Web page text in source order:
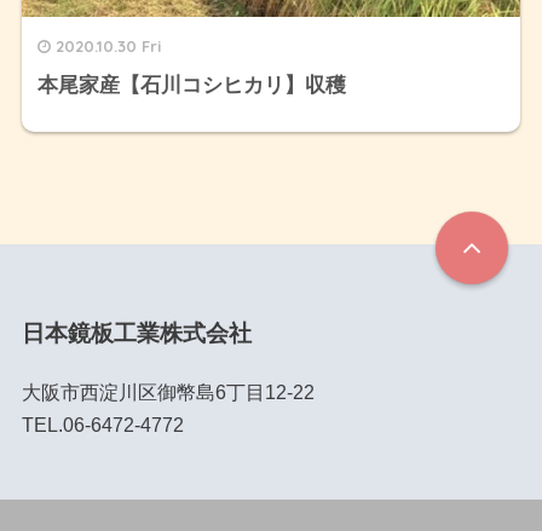
2020.10.30 Fri
本尾家産【石川コシヒカリ】収穫
日本鏡板工業株式会社
大阪市西淀川区御幣島6丁目12-22
TEL.06-6472-4772